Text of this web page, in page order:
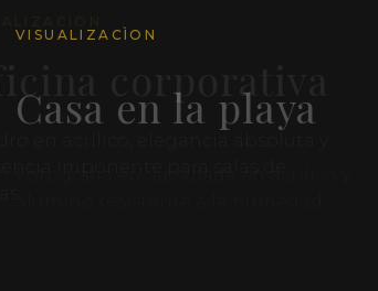
VISUALIZACÌON
Casa en la playa